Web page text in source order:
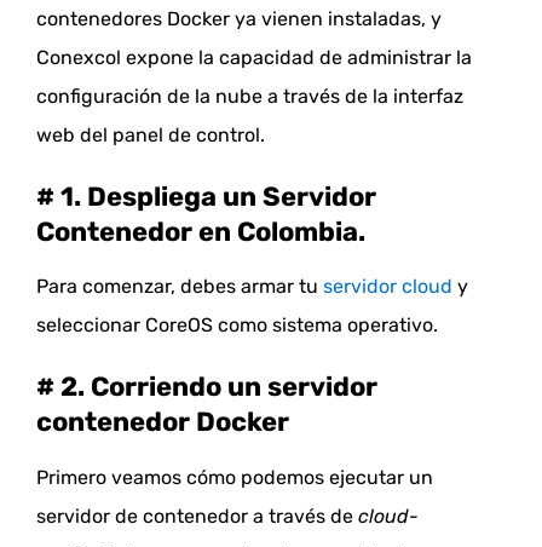
contenedores Docker ya vienen instaladas, y
Conexcol expone la capacidad de administrar la
configuración de la nube a través de la interfaz
web del panel de control.
# 1. Despliega un Servidor
Contenedor en Colombia.
Para comenzar, debes armar tu servidor cloud y
seleccionar CoreOS como sistema operativo.
# 2. Corriendo un servidor
contenedor Docker
Primero veamos cómo podemos ejecutar un
servidor de contenedor a través de cloud-